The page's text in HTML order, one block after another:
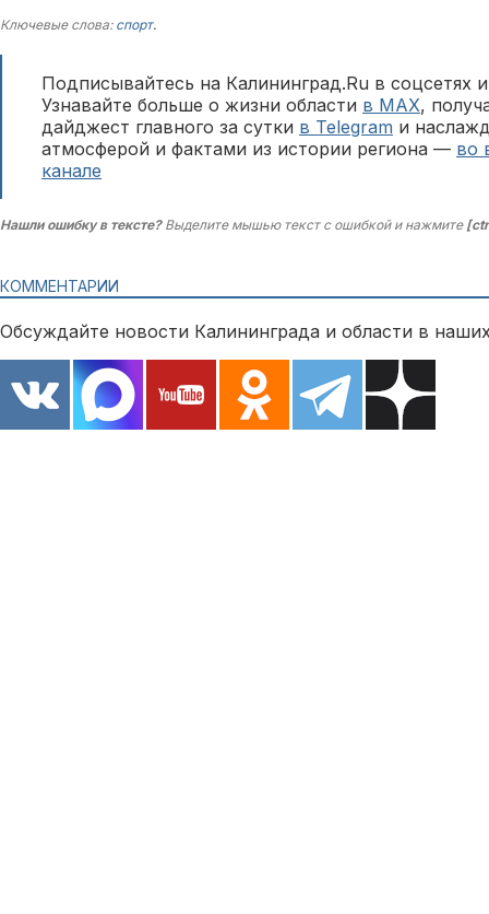
Ключевые слова: спорт.
Подписывайтесь на Калининград.Ru в соцсетях
Узнавайте больше о жизни области в MAX,
дайджест главного за сутки в Telegram и
атмосферой и фактами из истории региона — во
канале
Нашли ошибку в тексте?Выделите мышью текст с ошибкой и нажмите
КОММЕНТАРИИ
Обсуждайте новости Калининграда и области в